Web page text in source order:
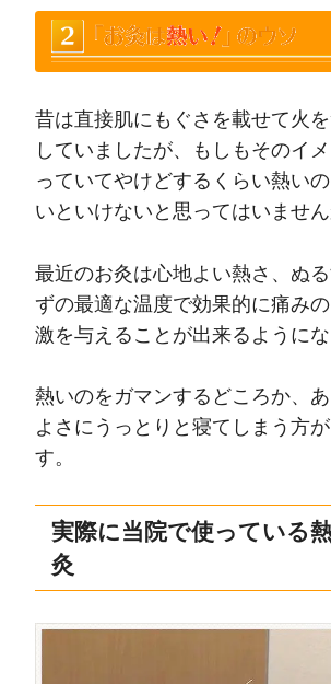
昔は直接肌にもぐさを載せて火
していましたが、もしもそのイ
っていてやけどするくらい熱い
いといけないと思ってはいません
最近のお灸は心地よい熱さ、ぬ
ずの最適な温度で効果的に痛み
激を与えることが出来るようにな
熱いのをガマンするどころか、
よさにうっとりと寝てしまう方
す。
実際に当院で使っている
灸